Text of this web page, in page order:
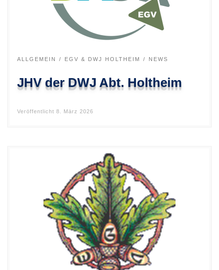
ALLGEMEIN EGV & DWJ HOLTHEIM NEWS
JHV der DWJ Abt. Holtheim
Veröffentlicht 8. März 2026